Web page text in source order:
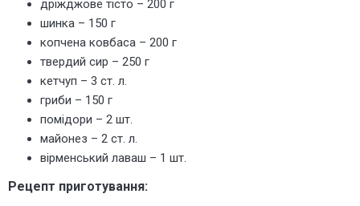
дріжджове тісто – 200 г
шинка – 150 г
копчена ковбаса – 200 г
твердий сир – 250 г
кетчуп – 3 ст. л.
гриби – 150 г
помідори – 2 шт.
майонез – 2 ст. л.
вірменський лаваш – 1 шт.
Рецепт приготування: